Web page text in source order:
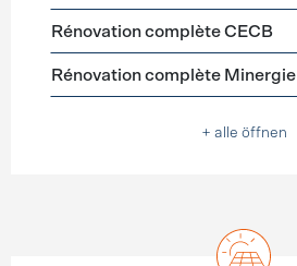
Rénovation complète CECB
Rénovation complète Minergie
+ alle öffnen